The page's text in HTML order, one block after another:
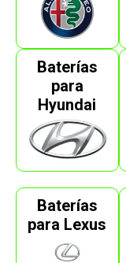
Baterías
para
Hyundai
Baterías
para Lexus